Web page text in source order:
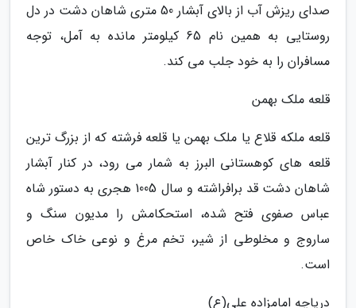
صدای ریزش آب از بالای آبشار 50 متری شاهان دشت در دل
روستایی به همین نام 65 کیلومتر مانده به آمل، توجه
مسافران را به خود جلب می کند.
قلعه ملک بهمن
قلعه ملکه قلاع یا ملک بهمن یا قلعه فرشته که از بزرگ ترین
قلعه های کوهستانی البرز به شمار می رود، در کنار آبشار
شاهان دشت قد برافراشته و سال 1005 هجری به دستور شاه
عباس صفوی فتح شده، استحکامش را مدیون سنگ و
ساروج و مخلوطی از شیر، تخم مرغ و نوعی خاک خاص
است.
دریاچه امامزاده علی(ع)